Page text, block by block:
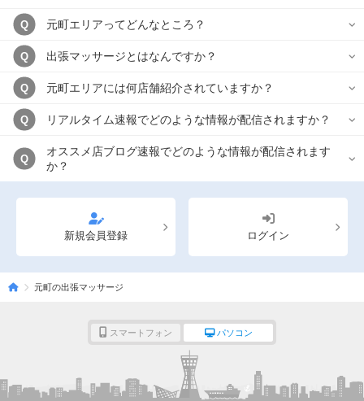
Q 元町エリアってどんなところ？
Q 出張マッサージとはなんですか？
Q 元町エリアには何店舗紹介されていますか？
Q リアルタイム速報でどのような情報が配信されますか？
Q
オススメ店ブログ速報でどのような情報が配信されます
か？
新規会員登録 ログイン
元町の出張マッサージ
スマートフォン パソコン